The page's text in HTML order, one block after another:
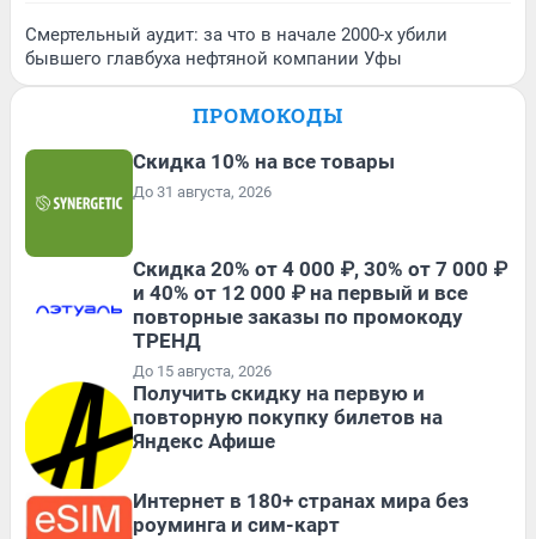
Смертельный аудит: за что в начале 2000-х убили
бывшего главбуха нефтяной компании Уфы
ПРОМОКОДЫ
Скидка 10% на все товары
До 31 августа, 2026
Скидка 20% от 4 000 ₽, 30% от 7 000 ₽
и 40% от 12 000 ₽ на первый и все
повторные заказы по промокоду
ТРЕНД
До 15 августа, 2026
Получить скидку на первую и
повторную покупку билетов на
Яндекс Афише
Интернет в 180+ странах мира без
роуминга и сим-карт